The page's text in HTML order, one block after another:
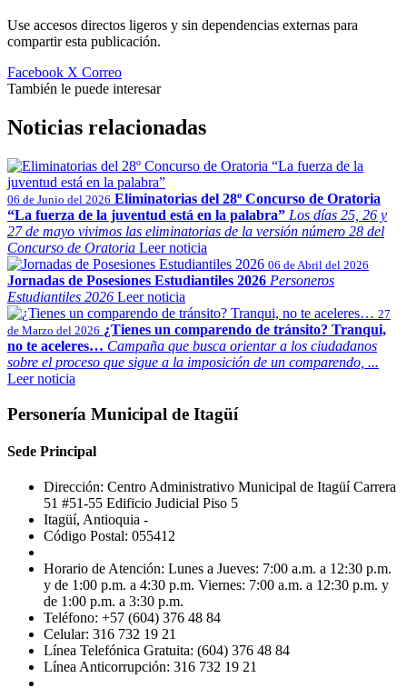
Use accesos directos ligeros y sin dependencias externas para
compartir esta publicación.
Facebook X Correo
También le puede interesar
Noticias relacionadas
06 de Junio del 2026 Eliminatorias del 28º Concurso de Oratoria
“La fuerza de la juventud está en la palabra” Los días 25, 26 y
27 de mayo vivimos las eliminatorias de la versión número 28 del
Concurso de Oratoria Leer noticia
06 de Abril del 2026
Jornadas de Posesiones Estudiantiles 2026 Personeros
Estudiantiles 2026 Leer noticia
27
de Marzo del 2026 ¿Tienes un comparendo de tránsito? Tranqui,
no te aceleres… Campaña que busca orientar a los ciudadanos
sobre el proceso que sigue a la imposición de un comparendo, ...
Leer noticia
Personería Municipal de Itagüí
Sede Principal
Dirección: Centro Administrativo Municipal de Itagüí Carrera
51 #51-55 Edificio Judicial Piso 5
Itagüí, Antioquia -
Código Postal: 055412
Horario de Atención: Lunes a Jueves: 7:00 a.m. a 12:30 p.m.
y de 1:00 p.m. a 4:30 p.m. Viernes: 7:00 a.m. a 12:30 p.m. y
de 1:00 p.m. a 3:30 p.m.
Teléfono: +57 (604) 376 48 84
Celular: 316 732 19 21
Línea Telefónica Gratuita: (604) 376 48 84
Línea Anticorrupción: 316 732 19 21